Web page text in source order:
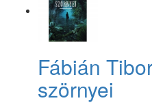
Fábián
szörnyei